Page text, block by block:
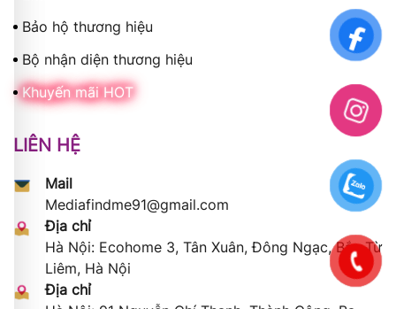
Bảo hộ thương hiệu
Bộ nhận diện thương hiệu
Khuyến mãi HOT
LIÊN HỆ
Mail
Mediafindme91@gmail.com
Địa chỉ
Hà Nội: Ecohome 3, Tân Xuân, Đông Ngạc, Bắc Từ
Liêm, Hà Nội
Địa chỉ